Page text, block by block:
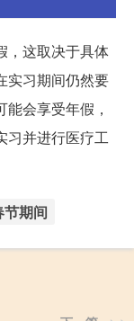
，这取决于具体
实习期间仍然要
会享受年假，
习并进行医疗工
节期间